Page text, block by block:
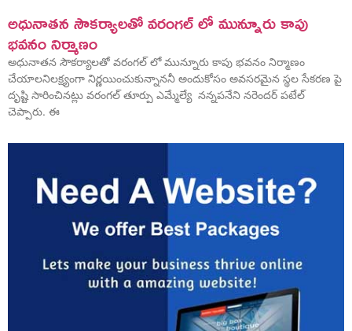
అధునాతన సౌకర్యాలతో వరంగల్ లో మున్నూరు కాపు
భవనం నిర్మాణం
అధునాతన సౌకర్యాలతో వరంగల్ లో మున్నూరు కాపు భవనం నిర్మాణం
చేయాలనిలక్ష్యంగా నిర్ణయించుకున్నాననీ అందుకోసం అవసరమైన స్థల సేకరణ పై
దృష్టి సారించినట్లు వరంగల్ తూర్పు ఎమ్మేల్యే నన్నపనేని నరెందర్ పటేల్
చెప్పారు. ఈ